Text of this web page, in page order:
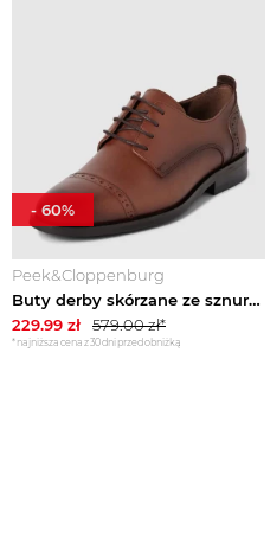
Peek&Cloppenburg
Buty derby skórzane ze sznurowaniem G.O.L. Koniakowy
229.99 zł 579.00zł*
*najniższa cena z 30 dni przed obniżką
- 60%